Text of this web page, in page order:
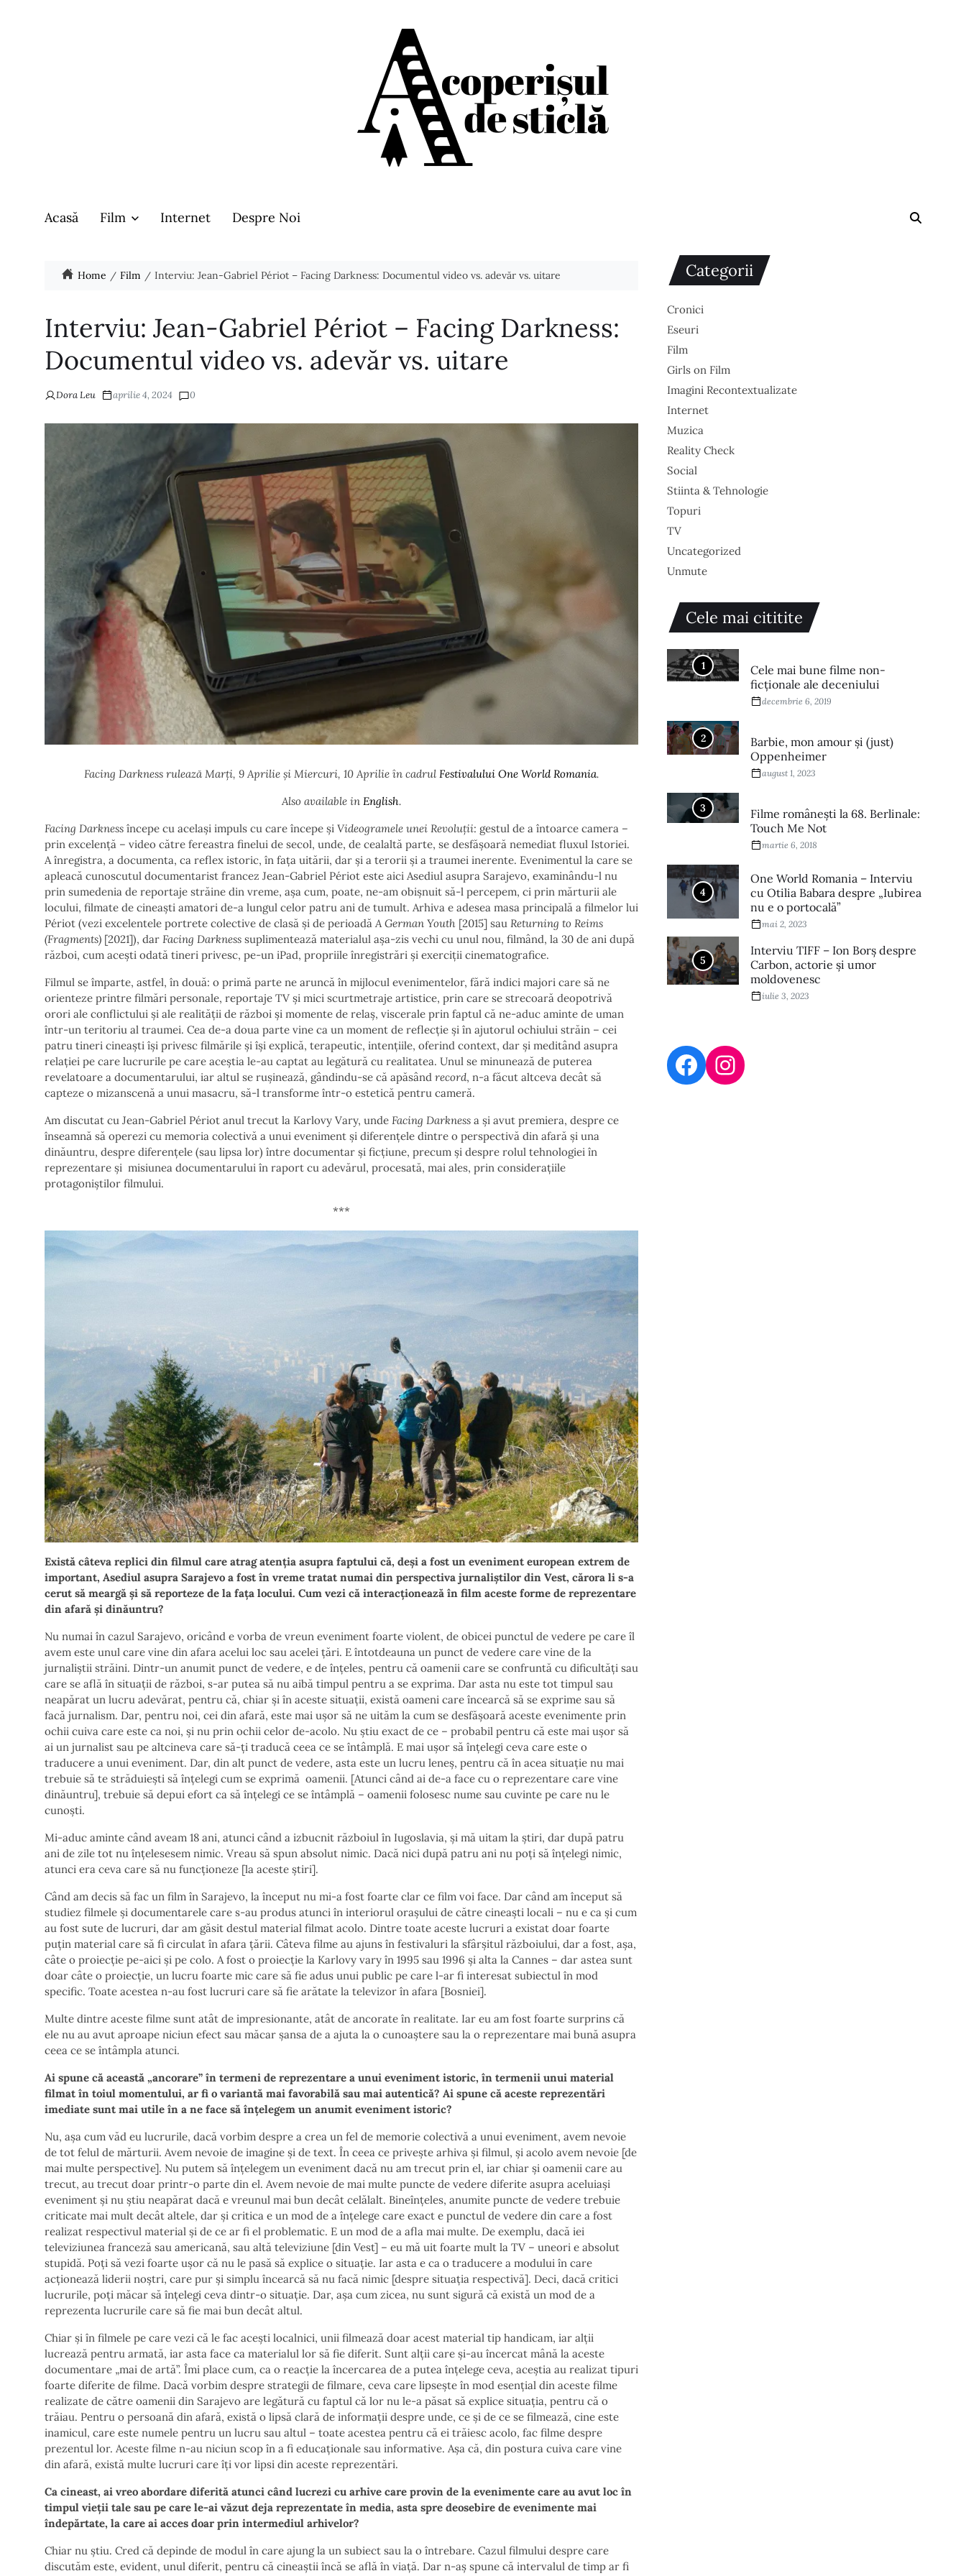
Acasă Film Internet Despre Noi
Home Film Interviu: Jean-Gabriel Périot – Facing Darkness: Documentul video vs. adevăr vs. uitare
Interviu: Jean-Gabriel Périot – Facing Darkness:
Documentul video vs. adevăr vs. uitare
Dora Leu aprilie 4, 2024 0
Facing Darkness rulează Marți, 9 Aprilie și Miercuri, 10 Aprilie în cadrul Festivalului One World Romania.
Also available in English.
Facing Darkness începe cu același impuls cu care începe și Videogramele unei Revoluții: gestul de a întoarce camera –
prin excelență – video către fereastra finelui de secol, unde, de cealaltă parte, se desfășoară nemediat fluxul Istoriei.
A înregistra, a documenta, ca reflex istoric, în fața uitării, dar și a terorii și a traumei inerente. Evenimentul la care se
apleacă cunoscutul documentarist francez Jean-Gabriel Périot este aici Asediul asupra Sarajevo, examinându-l nu
prin sumedenia de reportaje străine din vreme, așa cum, poate, ne-am obișnuit să-l percepem, ci prin mărturii ale
locului, filmate de cineaști amatori de-a lungul celor patru ani de tumult. Arhiva e adesea masa principală a filmelor lui
Périot (vezi excelentele portrete colective de clasă și de perioadă A German Youth [2015] sau Returning to Reims
(Fragments) [2021]), dar Facing Darkness suplimentează materialul așa-zis vechi cu unul nou, filmând, la 30 de ani după
război, cum acești odată tineri privesc, pe-un iPad, propriile înregistrări și exerciții cinematografice.
Filmul se împarte, astfel, în două: o primă parte ne aruncă în mijlocul evenimentelor, fără indici majori care să ne
orienteze printre filmări personale, reportaje TV și mici scurtmetraje artistice, prin care se strecoară deopotrivă
orori ale conflictului și ale realității de război și momente de relaș, viscerale prin faptul că ne-aduc aminte de uman
într-un teritoriu al traumei. Cea de-a doua parte vine ca un moment de reflecție și în ajutorul ochiului străin – cei
patru tineri cineaști își privesc filmările și își explică, terapeutic, intențiile, oferind context, dar și meditând asupra
relației pe care lucrurile pe care aceștia le-au captat au legătură cu realitatea. Unul se minunează de puterea
revelatoare a documentarului, iar altul se rușinează, gândindu-se că apăsând record, n-a făcut altceva decât să
capteze o mizanscenă a unui masacru, să-l transforme într-o estetică pentru cameră.
Am discutat cu Jean-Gabriel Périot anul trecut la Karlovy Vary, unde Facing Darkness a și avut premiera, despre ce
înseamnă să operezi cu memoria colectivă a unui eveniment și diferențele dintre o perspectivă din afară și una
dinăuntru, despre diferențele (sau lipsa lor) între documentar și ficțiune, precum și despre rolul tehnologiei în
reprezentare și misiunea documentarului în raport cu adevărul, procesată, mai ales, prin considerațiile
protagoniștilor filmului.
***
Există câteva replici din filmul care atrag atenția asupra faptului că, deși a fost un eveniment european extrem de
important, Asediul asupra Sarajevo a fost în vreme tratat numai din perspectiva jurnaliștilor din Vest, cărora li s-a
cerut să meargă și să reporteze de la fața locului. Cum vezi că interacționează în film aceste forme de reprezentare
din afară și dinăuntru?
Nu numai în cazul Sarajevo, oricând e vorba de vreun eveniment foarte violent, de obicei punctul de vedere pe care îl
avem este unul care vine din afara acelui loc sau acelei țări. E întotdeauna un punct de vedere care vine de la
jurnaliștii străini. Dintr-un anumit punct de vedere, e de înțeles, pentru că oamenii care se confruntă cu dificultăți sau
care se află în situații de război, s-ar putea să nu aibă timpul pentru a se exprima. Dar asta nu este tot timpul sau
neapărat un lucru adevărat, pentru că, chiar și în aceste situații, există oameni care încearcă să se exprime sau să
facă jurnalism. Dar, pentru noi, cei din afară, este mai ușor să ne uităm la cum se desfășoară aceste evenimente prin
ochii cuiva care este ca noi, și nu prin ochii celor de-acolo. Nu știu exact de ce – probabil pentru că este mai ușor să
ai un jurnalist sau pe altcineva care să-ți traducă ceea ce se întâmplă. E mai ușor să înțelegi ceva care este o
traducere a unui eveniment. Dar, din alt punct de vedere, asta este un lucru leneș, pentru că în acea situație nu mai
trebuie să te străduiești să înțelegi cum se exprimă oamenii. [Atunci când ai de-a face cu o reprezentare care vine
dinăuntru], trebuie să depui efort ca să înțelegi ce se întâmplă – oamenii folosesc nume sau cuvinte pe care nu le
cunoști.
Mi-aduc aminte când aveam 18 ani, atunci când a izbucnit războiul în Iugoslavia, și mă uitam la știri, dar după patru
ani de zile tot nu înțelesesem nimic. Vreau să spun absolut nimic. Dacă nici după patru ani nu poți să înțelegi nimic,
atunci era ceva care să nu funcționeze [la aceste știri].
Când am decis să fac un film în Sarajevo, la început nu mi-a fost foarte clar ce film voi face. Dar când am început să
studiez filmele și documentarele care s-au produs atunci în interiorul orașului de către cineaști locali – nu e ca și cum
au fost sute de lucruri, dar am găsit destul material filmat acolo. Dintre toate aceste lucruri a existat doar foarte
puțin material care să fi circulat în afara țării. Câteva filme au ajuns în festivaluri la sfârșitul războiului, dar a fost, așa,
câte o proiecție pe-aici și pe colo. A fost o proiecție la Karlovy vary în 1995 sau 1996 și alta la Cannes – dar astea sunt
doar câte o proiecție, un lucru foarte mic care să fie adus unui public pe care l-ar fi interesat subiectul în mod
specific. Toate acestea n-au fost lucruri care să fie arătate la televizor în afara [Bosniei].
Multe dintre aceste filme sunt atât de impresionante, atât de ancorate în realitate. Iar eu am fost foarte surprins că
ele nu au avut aproape niciun efect sau măcar șansa de a ajuta la o cunoaștere sau la o reprezentare mai bună asupra
ceea ce se întâmpla atunci.
Ai spune că această „ancorare” în termeni de reprezentare a unui eveniment istoric, în termenii unui material
filmat în toiul momentului, ar fi o variantă mai favorabilă sau mai autentică? Ai spune că aceste reprezentări
imediate sunt mai utile în a ne face să înțelegem un anumit eveniment istoric?
Nu, așa cum văd eu lucrurile, dacă vorbim despre a crea un fel de memorie colectivă a unui eveniment, avem nevoie
de tot felul de mărturii. Avem nevoie de imagine și de text. În ceea ce privește arhiva și filmul, și acolo avem nevoie [de
mai multe perspective]. Nu putem să înțelegem un eveniment dacă nu am trecut prin el, iar chiar și oamenii care au
trecut, au trecut doar printr-o parte din el. Avem nevoie de mai multe puncte de vedere diferite asupra aceluiași
eveniment și nu știu neapărat dacă e vreunul mai bun decât celălalt. Bineînțeles, anumite puncte de vedere trebuie
criticate mai mult decât altele, dar și critica e un mod de a înțelege care exact e punctul de vedere din care a fost
realizat respectivul material și de ce ar fi el problematic. E un mod de a afla mai multe. De exemplu, dacă iei
televiziunea franceză sau americană, sau altă televiziune [din Vest] – eu mă uit foarte mult la TV – uneori e absolut
stupidă. Poți să vezi foarte ușor că nu le pasă să explice o situație. Iar asta e ca o traducere a modului în care
acționează liderii noștri, care pur și simplu încearcă să nu facă nimic [despre situația respectivă]. Deci, dacă critici
lucrurile, poți măcar să înțelegi ceva dintr-o situație. Dar, așa cum zicea, nu sunt sigură că există un mod de a
reprezenta lucrurile care să fie mai bun decât altul.
Chiar și în filmele pe care vezi că le fac acești localnici, unii filmează doar acest material tip handicam, iar alții
lucrează pentru armată, iar asta face ca materialul lor să fie diferit. Sunt alții care și-au încercat mână la aceste
documentare „mai de artă”. Îmi place cum, ca o reacție la încercarea de a putea înțelege ceva, aceștia au realizat tipuri
foarte diferite de filme. Dacă vorbim despre strategii de filmare, ceva care lipsește în mod esențial din aceste filme
realizate de către oamenii din Sarajevo are legătură cu faptul că lor nu le-a păsat să explice situația, pentru că o
trăiau. Pentru o persoană din afară, există o lipsă clară de informații despre unde, ce și de ce se filmează, cine este
inamicul, care este numele pentru un lucru sau altul – toate acestea pentru că ei trăiesc acolo, fac filme despre
prezentul lor. Aceste filme n-au niciun scop în a fi educaționale sau informative. Așa că, din postura cuiva care vine
din afară, există multe lucruri care îți vor lipsi din aceste reprezentări.
Ca cineast, ai vreo abordare diferită atunci când lucrezi cu arhive care provin de la evenimente care au avut loc în
timpul vieții tale sau pe care le-ai văzut deja reprezentate în media, asta spre deosebire de evenimente mai
îndepărtate, la care ai acces doar prin intermediul arhivelor?
Chiar nu știu. Cred că depinde de modul în care ajung la un subiect sau la o întrebare. Cazul filmului despre care
discutăm este, evident, unul diferit, pentru că cineaștii încă se află în viață. Dar n-aș spune că intervalul de timp ar fi
Categorii
Cronici
Eseuri
Film
Girls on Film
Imagini Recontextualizate
Internet
Muzica
Reality Check
Social
Stiinta & Tehnologie
Topuri
TV
Uncategorized
Unmute
Cele mai cititite
1
Cele mai bune filme non-
ficționale ale deceniului
decembrie 6, 2019
2
Barbie, mon amour și (just)
Oppenheimer
august 1, 2023
3
Filme româneşti la 68. Berlinale:
Touch Me Not
martie 6, 2018
4
One World Romania – Interviu
cu Otilia Babara despre „Iubirea
nu e o portocală”
mai 2, 2023
5
Interviu TIFF – Ion Borș despre
Carbon, actorie și umor
moldovenesc
iulie 3, 2023